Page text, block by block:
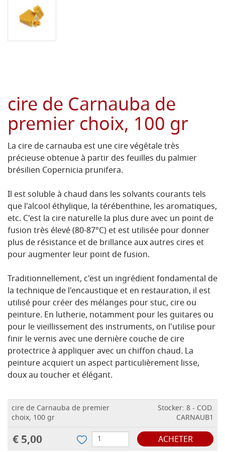
cire de Carnauba de
premier choix, 100 gr
La cire de carnauba est une cire végétale très
précieuse obtenue à partir des feuilles du palmier
brésilien Copernicia prunifera.
Il est soluble à chaud dans les solvants courants tels
que l'alcool éthylique, la térébenthine, les aromatiques,
etc. C'est la cire naturelle la plus dure avec un point de
fusion très élevé (80-87°C) et est utilisée pour donner
plus de résistance et de brillance aux autres cires et
pour augmenter leur point de fusion.
Traditionnellement, c'est un ingrédient fondamental de
la technique de l'encaustique et en restauration, il est
utilisé pour créer des mélanges pour stuc, cire ou
peinture. En lutherie, notamment pour les guitares ou
pour le vieillissement des instruments, on l'utilise pour
finir le vernis avec une dernière couche de cire
protectrice à appliquer avec un chiffon chaud. La
peinture acquiert un aspect particulièrement lisse,
doux au toucher et élégant.
cire de Carnauba de premier
choix, 100 gr
Stocker: 8 - COD.
CARNAUB1
€ 5,00 ACHETER